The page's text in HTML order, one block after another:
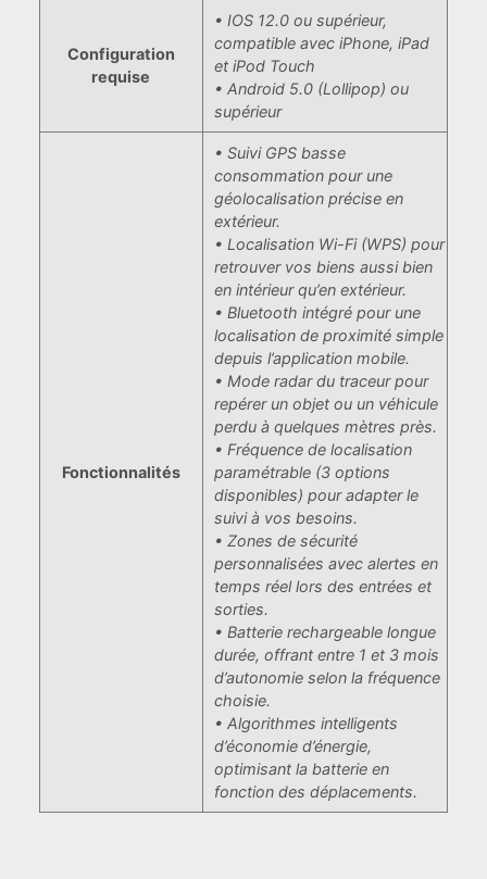
Configuration
requise
• IOS 12.0 ou supérieur,
compatible avec iPhone, iPad
et iPod Touch
• Android 5.0 (Lollipop) ou
supérieur
Fonctionnalités
• Suivi GPS basse
consommation pour une
géolocalisation précise en
extérieur.
• Localisation Wi-Fi (WPS) pour
retrouver vos biens aussi bien
en intérieur qu’en extérieur.
• Bluetooth intégré pour une
localisation de proximité simple
depuis l’application mobile.
• Mode radar du traceur pour
repérer un objet ou un véhicule
perdu à quelques mètres près.
• Fréquence de localisation
paramétrable (3 options
disponibles) pour adapter le
suivi à vos besoins.
• Zones de sécurité
personnalisées avec alertes en
temps réel lors des entrées et
sorties.
• Batterie rechargeable longue
durée, offrant entre 1 et 3 mois
d’autonomie selon la fréquence
choisie.
• Algorithmes intelligents
d’économie d’énergie,
optimisant la batterie en
fonction des déplacements.